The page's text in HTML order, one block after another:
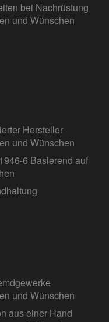
bei Nachrüstung
und Wünschen
Hersteller
und Wünschen
6 Basierend auf
und Wünschen
aus einer Hand